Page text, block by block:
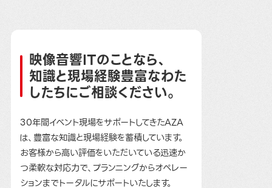
映像音響ITのことなら、
知識と現場経験豊富なわた
したちにご相談ください。
30年間イベント現場をサポートしてきたAZA
は、豊富な知識と現場経験を蓄積しています。
お客様から高い評価をいただいている迅速か
つ柔軟な対応力で、プランニングからオペレー
ションまでトータルにサポートいたします。